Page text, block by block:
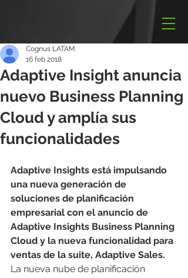
Adaptive Insight anuncia
nuevo Business Planning
Cloud y amplía sus
funcionalidades
Cognus LATAM
16 feb 2018
Adaptive Insights está impulsando
una nueva generación de
soluciones de planificación
empresarial con el anuncio de
Adaptive Insights Business Planning
Cloud y la nueva funcionalidad para
ventas de la suite, Adaptive Sales.
La nueva nube de planificación